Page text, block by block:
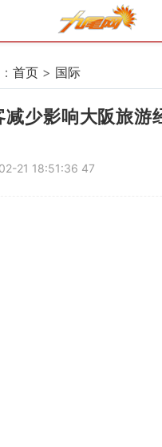
首页 > 国际
减少影响大阪旅游
21 18:51:36 47